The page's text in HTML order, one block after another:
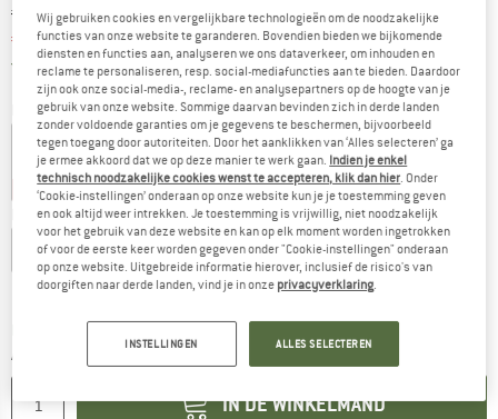
Oorspronkelijke prijs :
€ 219,95
Prijs:
€ 153,97 incl. BTW
Gratis verzending(NL)Nederland. Informatie over de
Kleur:Navy Blue / Navy Blue
-25% -30% -30%
Kies een maat:
M L XL XXL
Maattabel
Levertijd: 3-5 werkdagen De link wordt geopend in een infovak en bevat
Aantal:
IN DE WINKELMAND
Wij gebruiken cookies en vergelijkbare technologieën om de noodzakelijke
functies van onze website te garanderen. Bovendien bieden we bijkomende
diensten en functies aan, analyseren we ons dataverkeer, om inhouden en
reclame te personaliseren, resp. social-mediafuncties aan te bieden. Daardoor
zijn ook onze social-media-, reclame- en analysepartners op de hoogte van je
gebruik van onze website. Sommige daarvan bevinden zich in derde landen
zonder voldoende garanties om je gegevens te beschermen, bijvoorbeeld
tegen toegang door autoriteiten. Door het aanklikken van ‘Alles selecteren’ ga
je ermee akkoord dat we op deze manier te werk gaan. Indien je enkel
technisch noodzakelijke cookies wenst te accepteren, klik dan hier . Onder
‘Cookie-instellingen’ onderaan op onze website kun je je toestemming geven
en ook altijd weer intrekken. Je toestemming is vrijwillig, niet noodzakelijk
voor het gebruik van deze website en kan op elk moment worden ingetrokken
of voor de eerste keer worden gegeven onder "Cookie-instellingen" onderaan
op onze website. Uitgebreide informatie hierover, inclusief de risico's van
doorgiften naar derde landen, vind je in onze privacyverklaring
INSTELLINGEN ALLES SELECTEREN